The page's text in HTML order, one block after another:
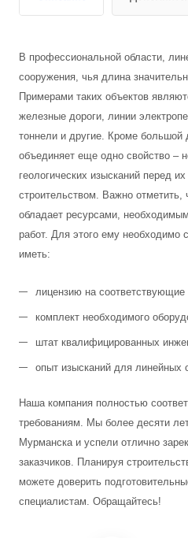
В профессиональной области,
сооружения, чья длина
Примерами таких объектов
железные дороги, линии
тоннели и другие. Кроме
объединяет еще одно свойство –
геологических изысканий перед
строительством. Важно
обладает ресурсами,
работ. Для этого ему необходимо
иметь:
лицензию на соответствующие
комплект необходимого
штат квалифицированных
опыт изысканий для линейных
Наша компания полностью
требованиям. Мы более десяти
Мурманска и успели отлично
заказчиков. Планируя
можете доверить
специалистам. Обращайтесь!